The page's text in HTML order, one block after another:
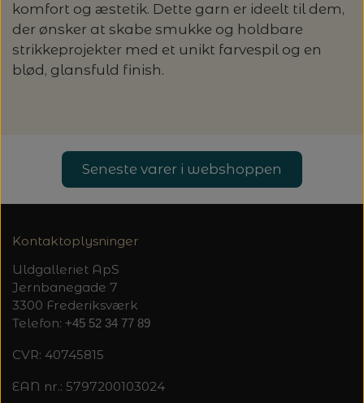
komfort og æstetik. Dette garn er ideelt til dem,
der ønsker at skabe smukke og holdbare
strikkeprojekter med et unikt farvespil og en
blød, glansfuld finish.
Seneste varer i webshoppen
Kontaktoplysninger
Uldgalleriet ApS
Jernbanegade 7
3300 Frederiksværk
Telefon: +45 52 34 77 89
CVR: 40745815
EAN nr.: 5797200103024